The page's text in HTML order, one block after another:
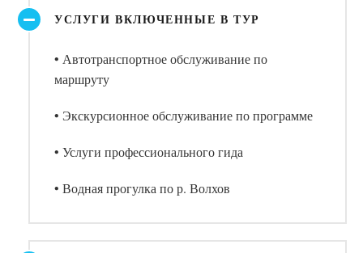
УСЛУГИ ВКЛЮЧЕННЫЕ В ТУР
• Автотранспортное обслуживание по
маршруту
• Экскурсионное обслуживание по программе
• Услуги профессионального гида
• Водная прогулка по р. Волхов